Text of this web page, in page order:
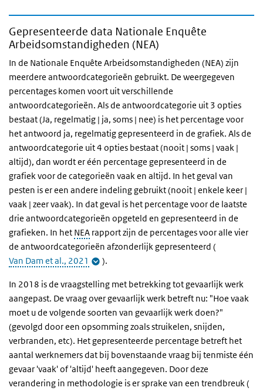
Gepresenteerde data Nationale Enquête
Arbeidsomstandigheden (NEA)
In de Nationale Enquête Arbeidsomstandigheden (NEA) zijn
meerdere antwoordcategorieën gebruikt. De weergegeven
percentages komen voort uit verschillende
antwoordcategorieën. Als de antwoordcategorie uit 3 opties
bestaat (Ja, regelmatig | ja, soms | nee) is het percentage voor
het antwoord ja, regelmatig gepresenteerd in de grafiek. Als de
antwoordcategorie uit 4 opties bestaat (nooit | soms | vaak |
altijd), dan wordt er één percentage gepresenteerd in de
grafiek voor de categorieën vaak en altijd. In het geval van
pesten is er een andere indeling gebruikt (nooit | enkele keer |
vaak | zeer vaak). In dat geval is het percentage voor de laatste
drie antwoordcategorieën opgeteld en gepresenteerd in de
grafieken. In het NEA rapport zijn de percentages voor alle vier
de antwoordcategorieën afzonderlijk gepresenteerd (
Van Dam et al., 2021
).
In 2018 is de vraagstelling met betrekking tot gevaarlijk werk
aangepast. De vraag over gevaarlijk werk betreft nu: "Hoe vaak
moet u de volgende soorten van gevaarlijk werk doen?"
(gevolgd door een opsomming zoals struikelen, snijden,
verbranden, etc). Het gepresenteerde percentage betreft het
aantal werknemers dat bij bovenstaande vraag bij tenmiste één
gevaar 'vaak' of 'altijd' heeft aangegeven. Door deze
verandering in methodologie is er sprake van een trendbreuk (